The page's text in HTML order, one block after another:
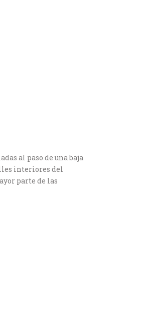
al paso de una baja
interiores del
parte de las